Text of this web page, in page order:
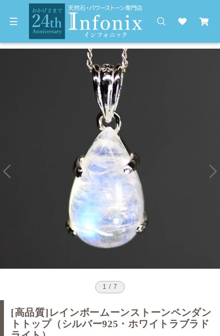
1 / 7
[高品質]レインボームーンストーンペンダン
トトップ（シルバー925・ホワイトラブラド